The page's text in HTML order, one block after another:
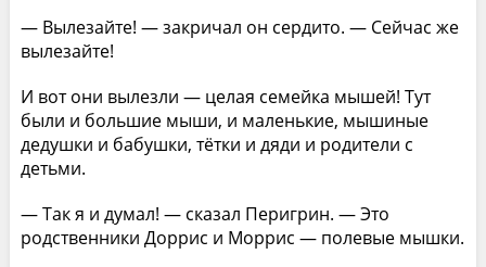
— Вылезайте! — закричал он сердито. — Сейчас же
вылезайте!
И вот они вылезли — целая семейка мышей! Тут
были и большие мыши, и маленькие, мышиные
дедушки и бабушки, тётки и дяди и родители с
детьми.
— Так я и думал! — сказал Перигрин. — Это
родственники Доррис и Моррис — полевые мышки.